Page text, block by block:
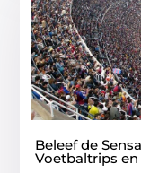
Beleef de
Voetbaltrips